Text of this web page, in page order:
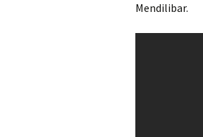
Mendilibar.